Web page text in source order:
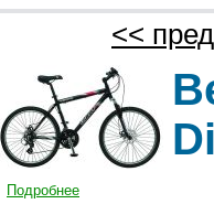
<< пред
Подробнее